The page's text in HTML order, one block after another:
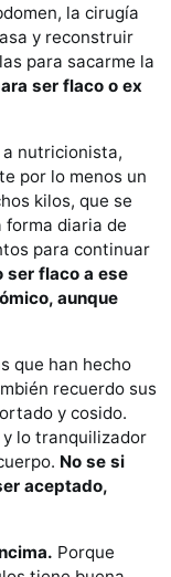
la cirugía
y reconstruir
para sacarme la
ser flaco o ex
a nutricionista,
por lo menos un
kilos, que se
forma diaria de
para continuar
ser flaco a ese
aunque
que han hecho
recuerdo sus
y cosido.
lo tranquilizador
No se si
aceptado,
Porque